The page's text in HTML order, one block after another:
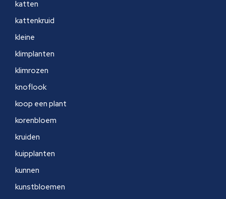
katten
kattenkruid
kleine
klimplanten
klimrozen
knoflook
koop een plant
korenbloem
kruiden
kuipplanten
kunnen
kunstbloemen